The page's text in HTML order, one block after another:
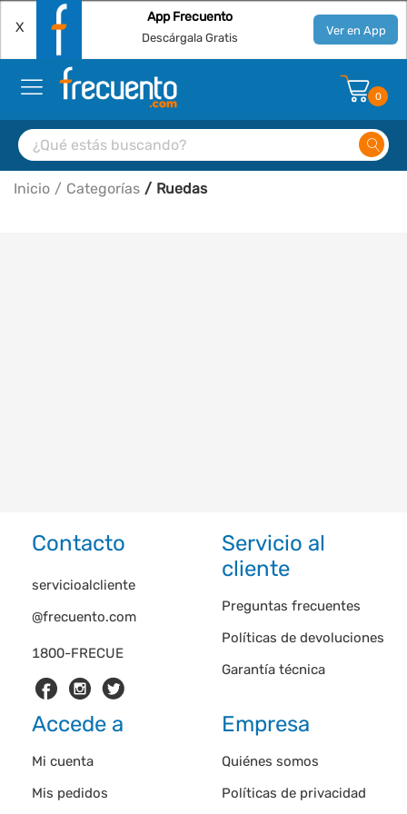
X
App Frecuento
Descárgala Gratis Ver en App
0
Inicio Categorías Ruedas
Contacto
1800-FRECUE
servicioalcliente
@frecuento.com
Servicio al
cliente
Preguntas frecuentes
Políticas de devoluciones
Garantía técnica
Accede a
Mi cuenta
Mis pedidos
Empresa
Quiénes somos
Políticas de privacidad